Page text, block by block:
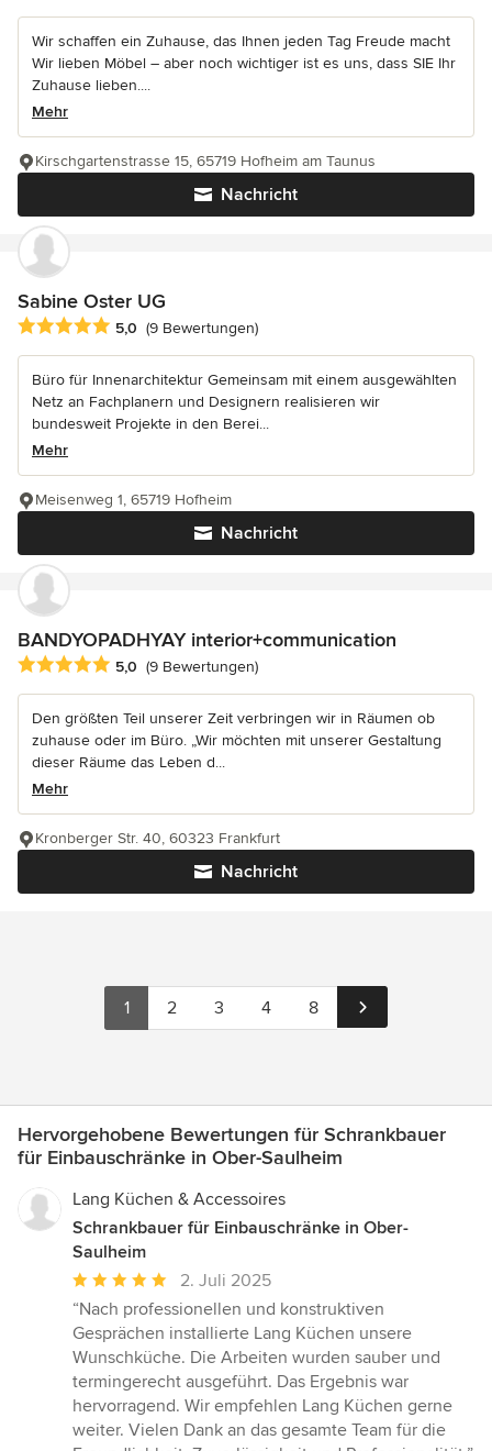
Wir schaffen ein Zuhause, das Ihnen jeden Tag Freude macht
Wir lieben Möbel – aber noch wichtiger ist es uns, dass SIE Ihr
Zuhause lieben....
Mehr
Nachricht
Kirschgartenstrasse 15, 65719 Hofheim am Taunus
Sabine Oster UG
Durchschnittliche Bewertung: 5 von 5 Sternen
5,0 (9 Bewertungen)
Büro für Innenarchitektur Gemeinsam mit einem ausgewählten
Netz an Fachplanern und Designern realisieren wir
bundesweit Projekte in den Berei...
Mehr
Nachricht
Meisenweg 1, 65719 Hofheim
BANDYOPADHYAY interior+communication
Durchschnittliche Bewertung: 5 von 5 Sternen
5,0 (9 Bewertungen)
Den größten Teil unserer Zeit verbringen wir in Räumen ob
zuhause oder im Büro. „Wir möchten mit unserer Gestaltung
dieser Räume das Leben d...
Mehr
Nachricht
Kronberger Str. 40, 60323 Frankfurt
1 2 3 4 8
Hervorgehobene Bewertungen für Schrankbauer
für Einbauschränke in Ober-Saulheim
Lang Küchen & Accessoires
Schrankbauer für Einbauschränke in Ober-
Saulheim
Durchschnittliche
Bewertung:
5
von
5
Sternen
2. Juli 2025
“Nach professionellen und konstruktiven
Gesprächen installierte Lang Küchen unsere
Wunschküche. Die Arbeiten wurden sauber und
termingerecht ausgeführt. Das Ergebnis war
hervorragend. Wir empfehlen Lang Küchen gerne
weiter. Vielen Dank an das gesamte Team für die